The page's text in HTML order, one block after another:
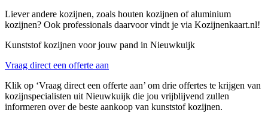
Liever andere kozijnen, zoals houten kozijnen of aluminium
kozijnen? Ook professionals daarvoor vindt je via Kozijnenkaart.nl!
Kunststof kozijnen voor jouw pand in Nieuwkuijk
Vraag direct een offerte aan
Klik op ‘Vraag direct een offerte aan’ om drie offertes te krijgen van
kozijnspecialisten uit Nieuwkuijk die jou vrijblijvend zullen
informeren over de beste aankoop van kunststof kozijnen.